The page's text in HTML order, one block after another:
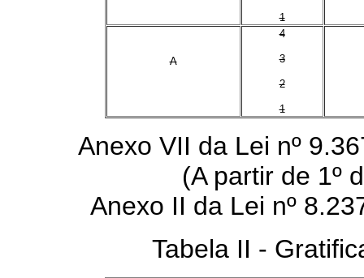
1
A
4
3
2
1
Anexo VII da Lei nº
(A partir de 1º
Anexo II da Lei nº
Tabela II -